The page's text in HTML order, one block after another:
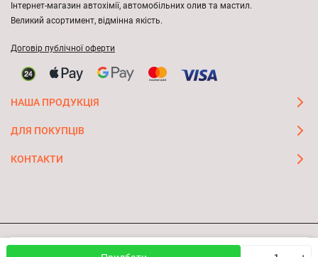
Інтернет-магазин автохімії, автомобільних олив та мастил.
Великий асортимент, відмінна якість.
Договір публічної оферти
НАША ПРОДУКЦІЯ
ДЛЯ ПОКУПЦІВ
КОНТАКТИ